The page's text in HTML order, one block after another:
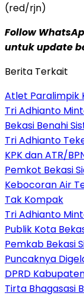
(red/rjn)
Follow
untuk update
Berita Terkait
Atlet Paralimpik
Tri Adhianto
Bekasi Benahi
Tri Adhianto
KPK dan ATR/
Pemkot Bekasi
Kebocoran Air
Tak Kompak
Tri Adhianto
Publik Kota
Pemkab Bekasi
Puncaknya
DPRD
Tirta Bhagasasi